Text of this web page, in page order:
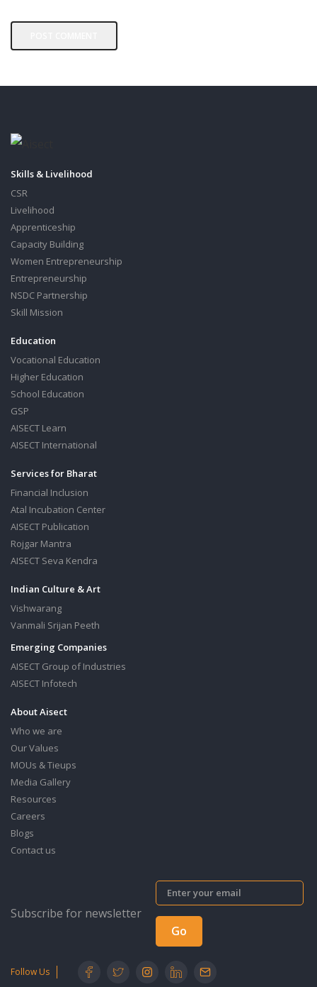
Skills & Livelihood
CSR
Livelihood
Apprenticeship
Capacity Building
Women Entrepreneurship
Entrepreneurship
NSDC Partnership
Skill Mission
Education
Vocational Education
Higher Education
School Education
GSP
AISECT Learn
AISECT International
Services for Bharat
Financial Inclusion
Atal Incubation Center
AISECT Publication
Rojgar Mantra
AISECT Seva Kendra
Indian Culture & Art
Vishwarang
Vanmali Srijan Peeth
Emerging Companies
AISECT Group of Industries
AISECT Infotech
About Aisect
Who we are
Our Values
MOUs & Tieups
Media Gallery
Resources
Careers
Blogs
Contact us
Subscribe for newsletter
Follow Us